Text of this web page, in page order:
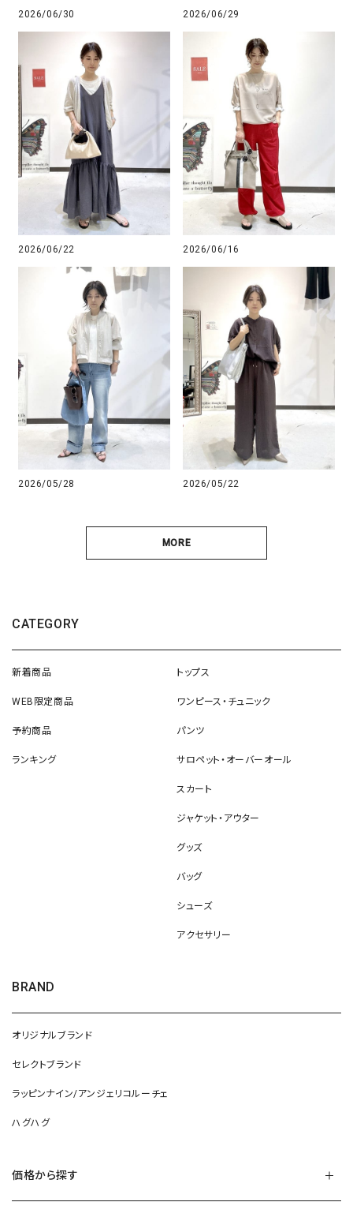
2026/06/30 2026/06/29
2026/06/22 2026/06/16
2026/05/28 2026/05/22
MORE
CATEGORY
新着商品
WEB限定商品
予約商品
ランキング
トップス
ワンピース・チュニック
パンツ
サロペット・オーバーオール
スカート
ジャケット・アウター
グッズ
バッグ
シューズ
アクセサリー
BRAND
オリジナルブランド
セレクトブランド
ラッピンナイン/アンジェリコルーチェ
ハグハグ
価格から探す